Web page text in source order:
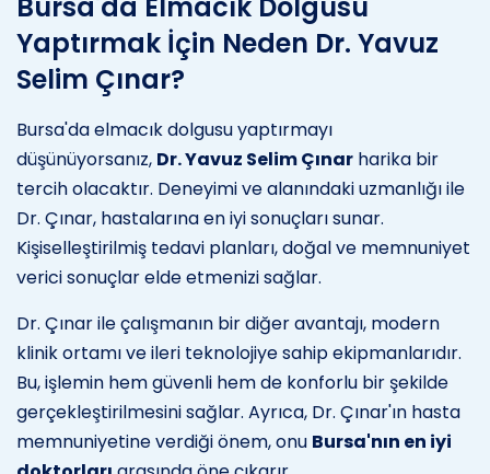
Yaptırmak İçin Neden Dr. Yavuz
Selim Çınar?
Bursa'da elmacık dolgusu yaptırmayı
düşünüyorsanız, Dr. Yavuz Selim Çınar harika bir
tercih olacaktır. Deneyimi ve alanındaki uzmanlığı ile
Dr. Çınar, hastalarına en iyi sonuçları sunar.
Kişiselleştirilmiş tedavi planları, doğal ve memnuniyet
verici sonuçlar elde etmenizi sağlar.
Dr. Çınar ile çalışmanın bir diğer avantajı, modern
klinik ortamı ve ileri teknolojiye sahip ekipmanlarıdır.
Bu, işlemin hem güvenli hem de konforlu bir şekilde
gerçekleştirilmesini sağlar. Ayrıca, Dr. Çınar'ın hasta
memnuniyetine verdiği önem, onu Bursa'nın en iyi